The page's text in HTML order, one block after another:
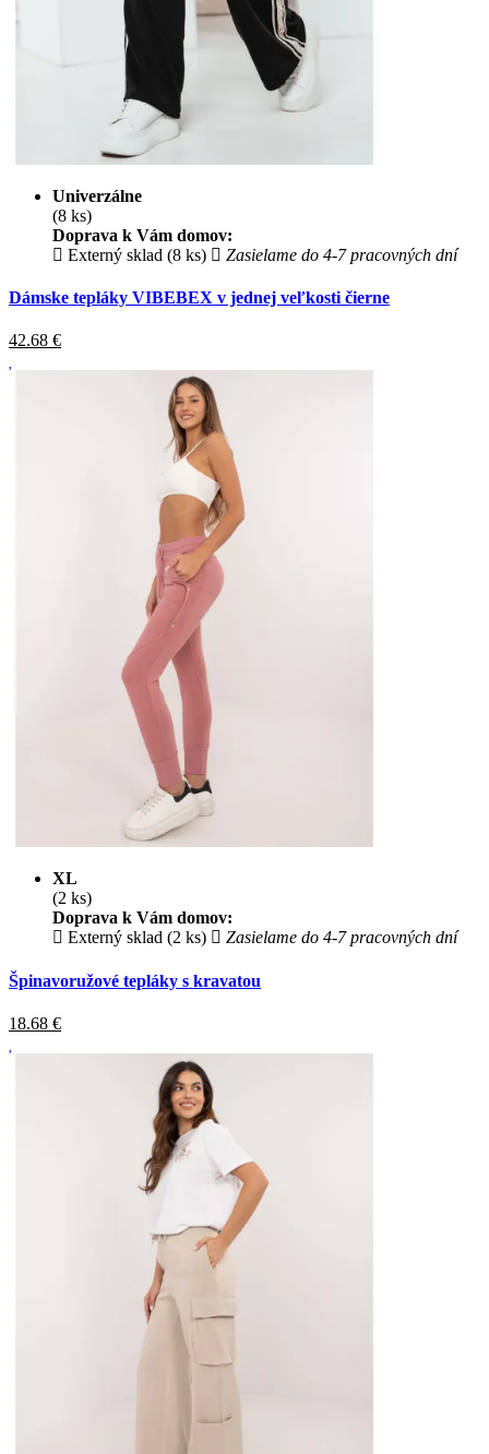
Univerzálne
(8 ks)
Doprava k Vám domov:
Externý sklad (8 ks)
Zasielame do 4-7 pracovných dní
Dámske tepláky VIBEBEX v jednej veľkosti čierne
42.68 €
XL
(2 ks)
Doprava k Vám domov:
Externý sklad (2 ks)
Zasielame do 4-7 pracovných dní
Špinavoružové tepláky s kravatou
18.68 €